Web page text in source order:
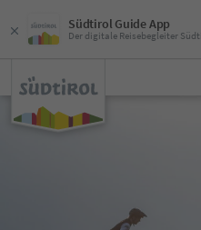
Südtirol Guide App
Der digitale Reisebegleiter